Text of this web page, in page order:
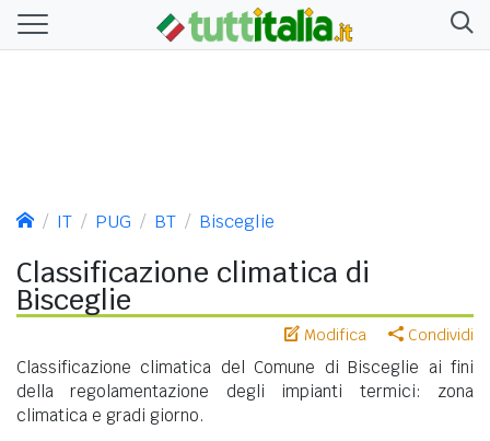
IT PUG BT Bisceglie
Classificazione climatica di
Bisceglie
Modifica Condividi
Classificazione climatica del Comune di Bisceglie ai fini
della regolamentazione degli impianti termici: zona
climatica e gradi giorno.